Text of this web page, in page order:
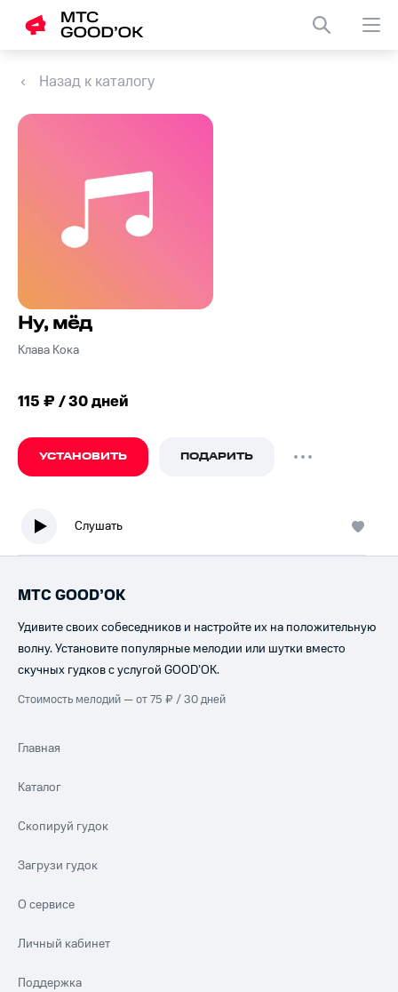
Назад к каталогу
Ну, мёд
Клава Кока
115 ₽ / 30 дней
УСТАНОВИТЬ ПОДАРИТЬ
Слушать
МТС GOOD’OK
Удивите своих собеседников и настройте их на положительную
волну. Установите популярные мелодии или шутки вместо
скучных гудков с услугой GOOD’OK.
Стоимость мелодий — от 75 ₽ / 30 дней
Главная
Каталог
Скопируй гудок
Загрузи гудок
О сервисе
Личный кабинет
Поддержка